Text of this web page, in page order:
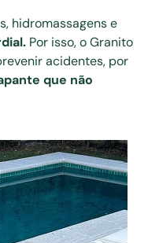
hidromassagens e
Por isso, o Granito
acidentes, por
que não